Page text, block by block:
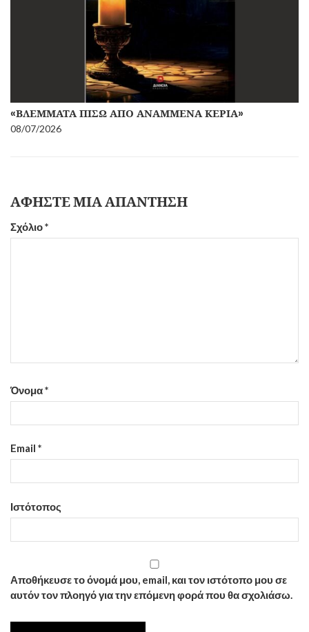
«ΒΛΈΜΜΑΤΑ ΠΊΣΩ ΑΠΌ ΑΝΑΜΜΈΝΑ ΚΕΡΙΆ»
08/07/2026
ΑΦΉΣΤΕ ΜΙΑ ΑΠΆΝΤΗΣΗ
Σχόλιο*
Όνομα*
Email *
Ιστότοπος
Αποθήκευσε το όνομά μου, email, και τον ιστότοπο μου σε
αυτόν τον πλοηγό για την επόμενη φορά που θα σχολιάσω.